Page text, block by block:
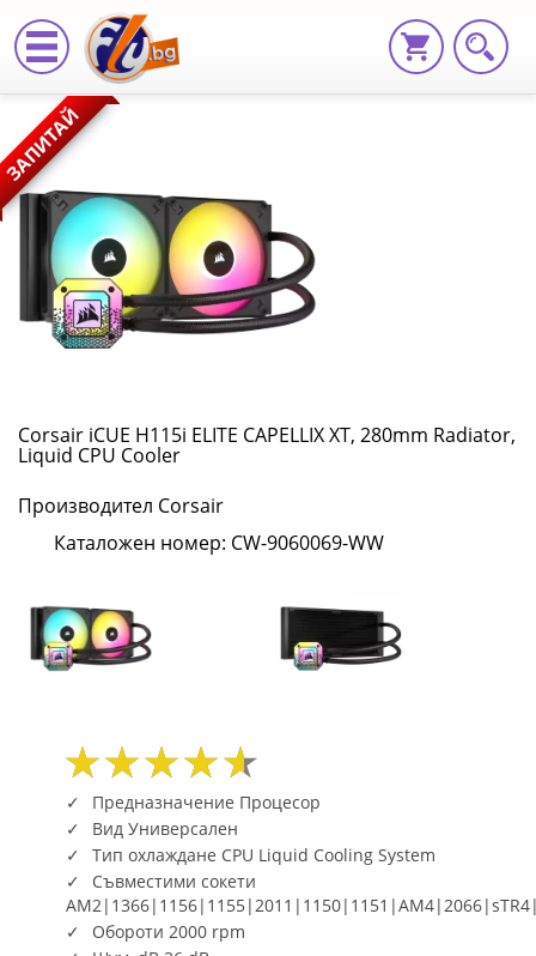
Corsair
iCUE
H115i
ELITE
CAPELLIX
XT,
Radiator,
Liquid
CPU
Cooler
CW-
9060069-
|
Fly.bg
ЗАПИТАЙ
Corsair iCUE H115i ELITE CAPELLIX XT, 280mm Radiator,
Liquid CPU Cooler
Производител Corsair
Каталожен номер: CW-9060069-WW
Предназначение Процесор
Вид Универсален
Тип охлаждане CPU Liquid Cooling System
Съвместими сокети
Обороти 2000 rpm